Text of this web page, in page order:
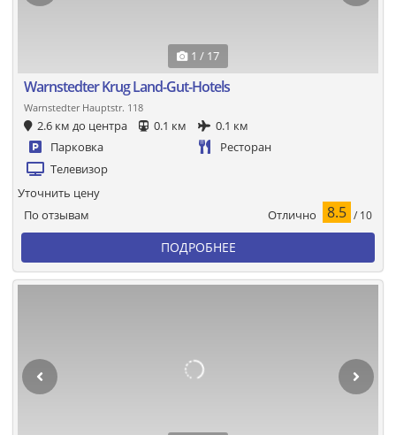
1 / 17
Warnstedter Krug Land-Gut-Hotels
Warnstedter Hauptstr. 118
2.6 км до центра 0.1 км
0.1 км
Парковка
Ресторан
Телевизор
По отзывам Отлично 8.5 / 10
Уточнить цену
ПОДРОБНЕЕ